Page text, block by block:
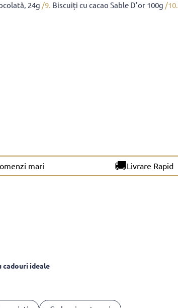
24g /9. Biscuiți cu cacao Sable D'or 100g /10.
mari 🚚Livrare Rapid
cadouri ideale